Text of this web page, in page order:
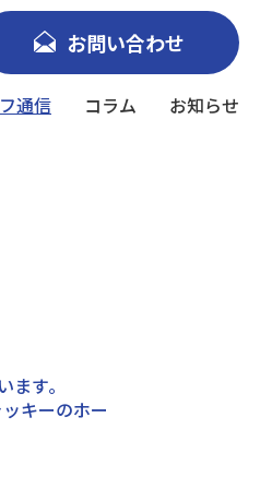
お問い合わせ
通信 コラム お知らせ
ます｡
キーのホー